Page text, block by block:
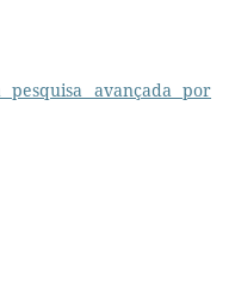
avançada por